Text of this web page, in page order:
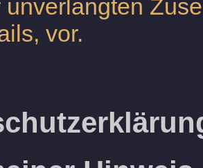
unverlangten
vor.